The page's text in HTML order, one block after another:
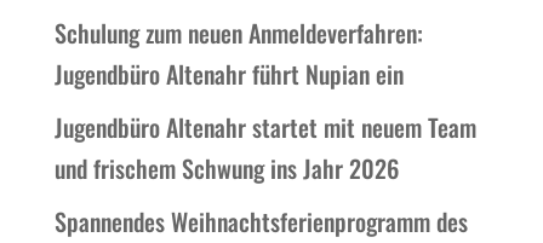
Schulung zum neuen Anmeldeverfahren:
Jugendbüro Altenahr führt Nupian ein
Jugendbüro Altenahr startet mit neuem Team
und frischem Schwung ins Jahr 2026
Spannendes Weihnachtsferienprogramm des